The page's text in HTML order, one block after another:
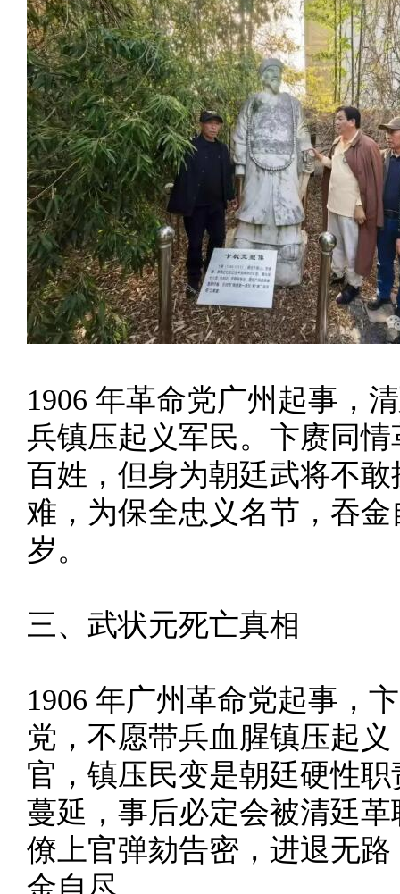
1906 年革命党广州起事，
兵镇压起义军民。卞赓同
百姓，但身为朝廷武将不
难，为保全忠义名节，吞金
岁。
三、武状元死亡真相
1906 年广州革命党起事，
党，不愿带兵血腥镇压起
官，镇压民变是朝廷硬性
蔓延，事后必定会被清廷
僚上官弹劾告密，进退无
金自尽。